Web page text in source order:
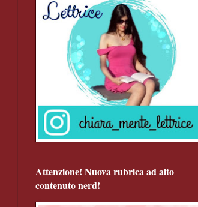
Attenzione! Nuova rubrica ad alto
contenuto nerd!